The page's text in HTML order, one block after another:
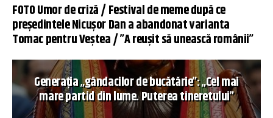
FOTO Umor de criză / Festival de meme după ce
președintele Nicușor Dan a abandonat varianta
Tomac pentru Veștea / ”A reușit să unească românii”
Generația „gândacilor de bucătărie”: „Cel mai
mare partid din lume. Puterea tineretului”